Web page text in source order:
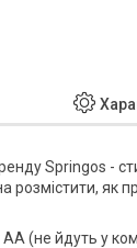
Springos -
розмістити, як
АА (не йдуть у